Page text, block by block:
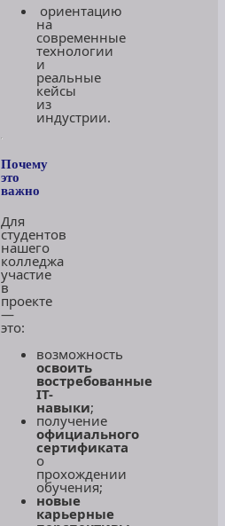
ориентацию
на
современные
технологии
и
реальные
кейсы
из
индустрии.
Почему
это
важно
Для
студентов
нашего
колледжа
участие
в
проекте
—
это:
возможность
освоить
востребованные
IT-
навыки;
получение
официального
сертификата
о
прохождении
обучения;
новые
карьерные